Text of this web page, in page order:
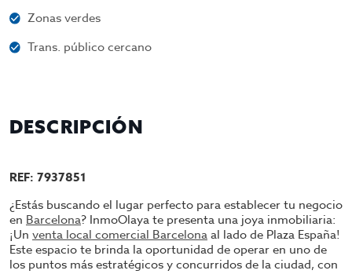
Zonas verdes
Trans. público cercano
DESCRIPCIÓN
REF: 7937851
¿Estás buscando el lugar perfecto para establecer tu negocio
en Barcelona? InmoOlaya te presenta una joya inmobiliaria:
¡Un venta local comercial Barcelonaal lado de Plaza España!
Este espacio te brinda la oportunidad de operar en uno de
los puntos más estratégicos y concurridos de la ciudad, con